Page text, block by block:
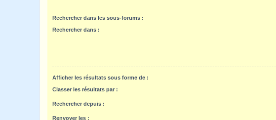
Rechercher dans les sous-forums :
Rechercher dans :
Afficher les résultats sous forme de :
Classer les résultats par :
Rechercher depuis :
Renvoyer les :